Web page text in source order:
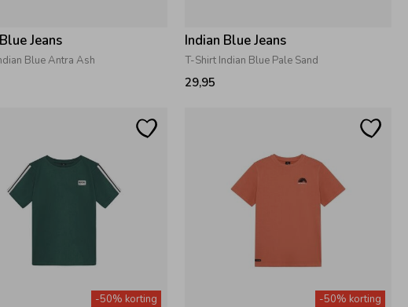
Jeans
Blue Antra Ash
Indian Blue Jeans
T-Shirt Indian Blue Pale Sand
29,95
-50% korting -50% korting